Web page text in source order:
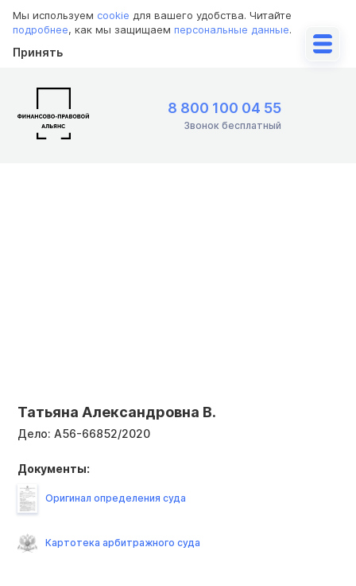
Мы используем cookie для вашего удобства. Читайте
подробнее, как мы защищаем персональные данные.
Принять
8 800 100 04 55
Звонок бесплатный
Татьяна Александровна В.
Дело: А56-66852/2020
Документы:
Оригинал определения суда
Картотека арбитражного суда